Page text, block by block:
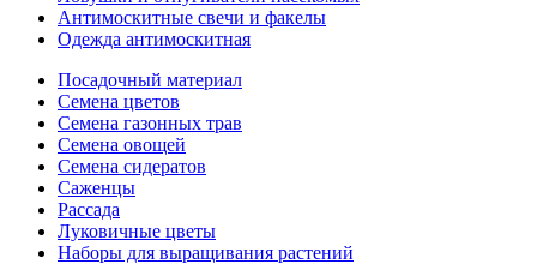
Антимоскитные свечи и факелы
Одежда антимоскитная
Посадочный материал
Семена цветов
Семена газонных трав
Семена овощей
Семена сидератов
Саженцы
Рассада
Луковичные цветы
Наборы для выращивания растений